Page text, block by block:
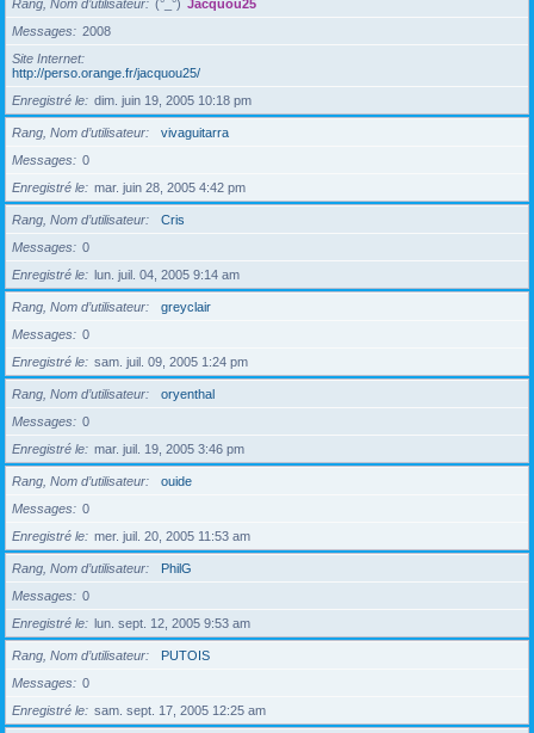
Rang, Nom d’utilisateur (°_°) Jacquou25
Messages
2008
Site Internet
http://perso.orange.fr/jacquou25/
Enregistré le
dim. juin 19, 2005 10:18 pm
Rang, Nom d’utilisateur
vivaguitarra
Messages
0
Enregistré le
mar. juin 28, 2005 4:42 pm
Rang, Nom d’utilisateur
Cris
Messages
0
Enregistré le
lun. juil. 04, 2005 9:14 am
Rang, Nom d’utilisateur
greyclair
Messages
0
Enregistré le
sam. juil. 09, 2005 1:24 pm
Rang, Nom d’utilisateur
oryenthal
Messages
0
Enregistré le
mar. juil. 19, 2005 3:46 pm
Rang, Nom d’utilisateur
ouide
Messages
0
Enregistré le
mer. juil. 20, 2005 11:53 am
Rang, Nom d’utilisateur
PhilG
Messages
0
Enregistré le
lun. sept. 12, 2005 9:53 am
Rang, Nom d’utilisateur
PUTOIS
Messages
0
Enregistré le
sam. sept. 17, 2005 12:25 am